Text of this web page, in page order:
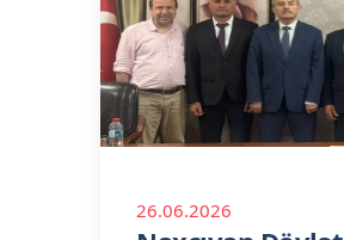
26.06.2026